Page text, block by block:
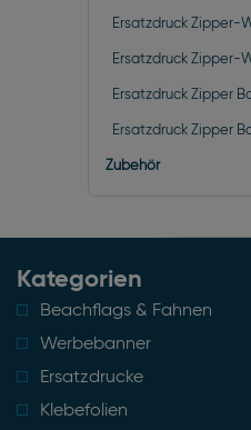
Ersatzdruck Zipper-
Ersatzdruck Zipper-
Ersatzdruck Zipper
Ersatzdruck Zipper
Zubehör
Kategorien
Beachflags & Fahnen
Werbebanner
Ersatzdrucke
Klebefolien